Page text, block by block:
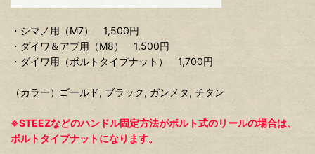
・シマノ用（M7） 1,500円
・ダイワ＆アブ用（M8） 1,500円
・ダイワ用（ボルトタイプナット） 1,700円
（カラー）ゴールド, ブラック, ガンメタ, チタン
※STEEZなどのハンドル固定方法がボルト式のリールの場合は、
ボルトタイプナットになります。